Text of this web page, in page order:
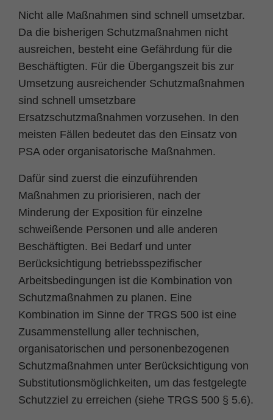
Nicht alle Maßnahmen sind schnell umsetzbar.
Da die bisherigen Schutzmaßnahmen nicht
ausreichen, besteht eine Gefährdung für die
Beschäftigten. Für die Übergangszeit bis zur
Umsetzung ausreichender Schutzmaßnahmen
sind schnell umsetzbare
Ersatzschutzmaßnahmen vorzusehen. In den
meisten Fällen bedeutet das den Einsatz von
PSA oder organisatorische Maßnahmen.
Dafür sind zuerst die einzuführenden
Maßnahmen zu priorisieren, nach der
Minderung der Exposition für einzelne
schweißende Personen und alle anderen
Beschäftigten. Bei Bedarf und unter
Berücksichtigung betriebsspezifischer
Arbeitsbedingungen ist die Kombination von
Schutzmaßnahmen zu planen. Eine
Kombination im Sinne der TRGS 500 ist eine
Zusammenstellung aller technischen,
organisatorischen und personenbezogenen
Schutzmaßnahmen unter Berücksichtigung von
Substitutionsmöglichkeiten, um das festgelegte
Schutzziel zu erreichen (siehe TRGS 500 § 5.6).
ihm Zugang zu geschützten Bereichen zu
gewähren.
Name PHPSESSID
Anbieter php
Zweck PHPs Standard Sitzungs Identifikation